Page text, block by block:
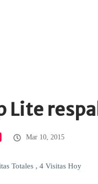
Lite
Mar 10, 2015
Totales , 4 Visitas Hoy